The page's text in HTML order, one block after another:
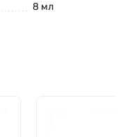
8 мл